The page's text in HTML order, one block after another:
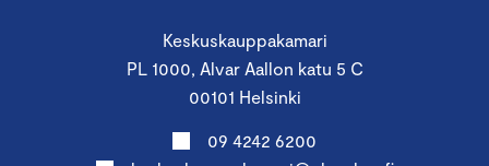
Keskuskauppakamari
PL 1000, Alvar Aallon katu 5 C
00101 Helsinki
09 4242 6200